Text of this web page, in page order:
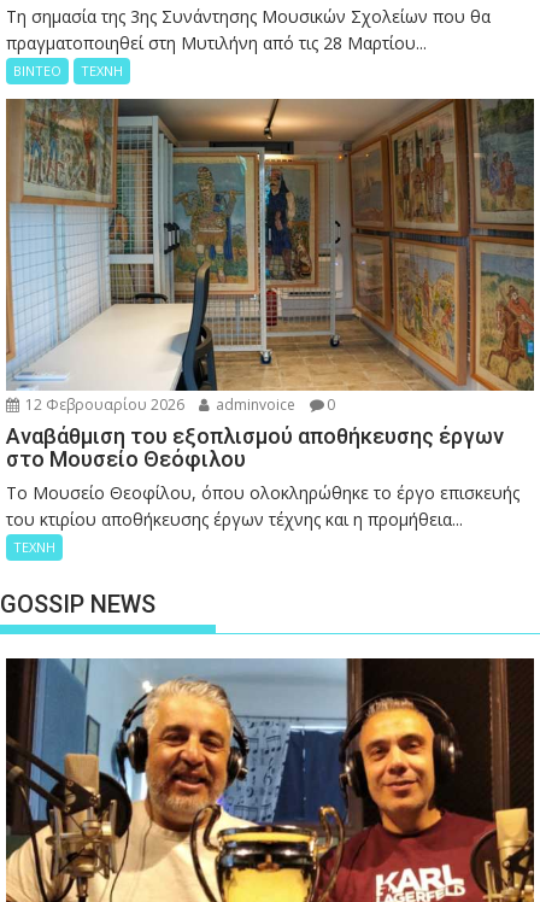
Τη σημασία της 3ης Συνάντησης Μουσικών Σχολείων που θα
πραγματοποιηθεί στη Μυτιλήνη από τις 28 Μαρτίου...
ΒΙΝΤΕΟ ΤΕΧΝΗ
12 Φεβρουαρίου 2026 adminvoice 0
Αναβάθμιση του εξοπλισμού αποθήκευσης έργων
στο Μουσείο Θεόφιλου
Το Μουσείο Θεοφίλου, όπου ολοκληρώθηκε το έργο επισκευής
του κτιρίου αποθήκευσης έργων τέχνης και η προμήθεια...
ΤΕΧΝΗ
GOSSIP NEWS